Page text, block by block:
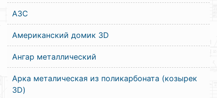
АЗС
Американский домик 3D
Ангар металлический
Арка металическая из поликарбоната (козырек
3D)